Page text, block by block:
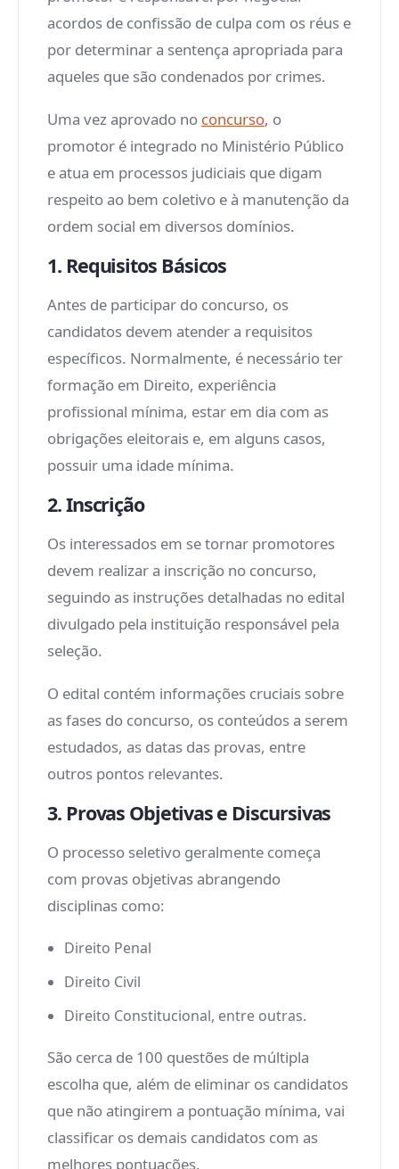
acordos de confissão de culpa com os réus e
por determinar a sentença apropriada para
aqueles que são condenados por crimes.
Uma vez aprovado no concurso, o
promotor é integrado no Ministério Público
e atua em processos judiciais que digam
respeito ao bem coletivo e à manutenção da
ordem social em diversos domínios.
1. Requisitos Básicos
Antes de participar do concurso, os
candidatos devem atender a requisitos
específicos. Normalmente, é necessário ter
formação em Direito, experiência
profissional mínima, estar em dia com as
obrigações eleitorais e, em alguns casos,
possuir uma idade mínima.
2. Inscrição
Os interessados em se tornar promotores
devem realizar a inscrição no concurso,
seguindo as instruções detalhadas no edital
divulgado pela instituição responsável pela
seleção.
O edital contém informações cruciais sobre
as fases do concurso, os conteúdos a serem
estudados, as datas das provas, entre
outros pontos relevantes.
3. Provas Objetivas e Discursivas
O processo seletivo geralmente começa
com provas objetivas abrangendo
disciplinas como:
Direito Penal
Direito Civil
Direito Constitucional, entre outras.
São cerca de 100 questões de múltipla
escolha que, além de eliminar os candidatos
que não atingirem a pontuação mínima, vai
classificar os demais candidatos com as
melhores pontuações.